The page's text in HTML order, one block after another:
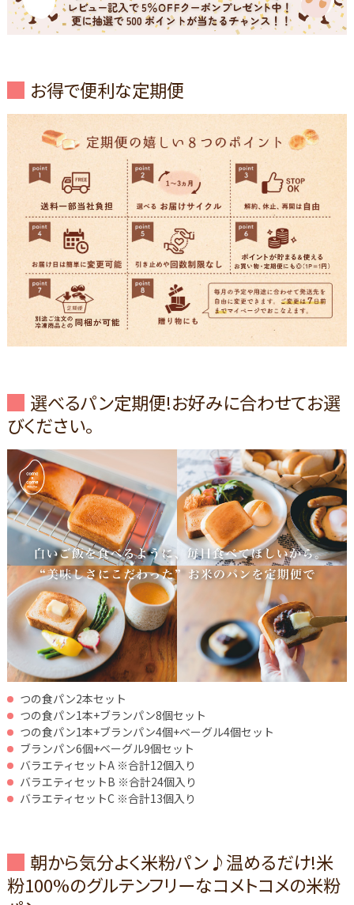
お得で便利な定期便
選べるパン定期便!お好みに合わせてお選
びください。
つの食パン2本セット
つの食パン1本+ブランパン8個セット
つの食パン1本+ブランパン4個+ベーグル4個セット
ブランパン6個+ベーグル9個セット
バラエティセットA ※合計12個入り
バラエティセットB ※合計24個入り
バラエティセットC ※合計13個入り
朝から気分よく米粉パン♪温めるだけ!米
粉100%のグルテンフリーなコメトコメの米粉